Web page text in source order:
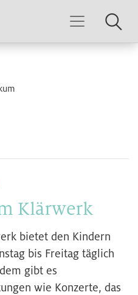
Klärwerk
bietet den Kindern
bis Freitag täglich
gibt es
wie Konzerte, das